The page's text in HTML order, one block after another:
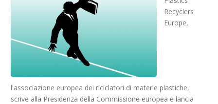
Recyclers
Europe,
l'associazione europea dei riciclatori di materie plastiche,
scrive alla Presidenza della Commissione europea e lancia